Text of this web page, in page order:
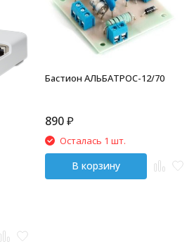
Бастион АЛЬБАТРОС-12/70
890₽
Осталась 1 шт.
В корзину